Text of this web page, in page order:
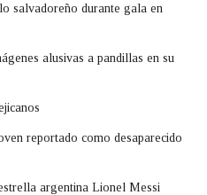
salvadoreño durante gala en
alusivas a pandillas en su
reportado como desaparecido
argentina Lionel Messi